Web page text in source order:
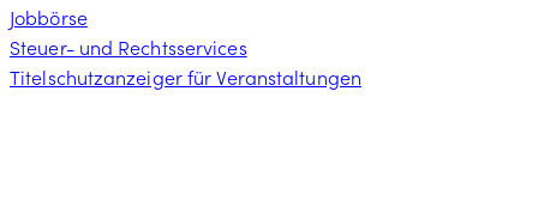
Jobbörse
Steuer- und Rechtsservices
Titelschutzanzeiger für Veranstaltungen